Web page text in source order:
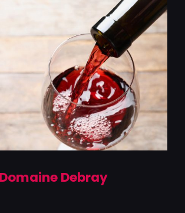
Domaine Debray